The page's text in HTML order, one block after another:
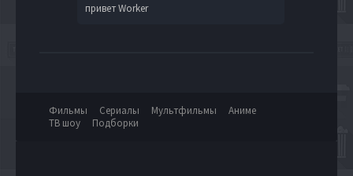
привет Worker
Фильмы Сериалы Мультфильмы
Аниме
ТВ шоу
Подборки